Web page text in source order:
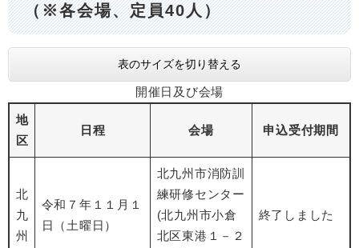
（※各会場、定員40人）
表のサイズを切り替える
開催日及び会場
地
区
日程 会場 申込受付期間
北
九
州
令和７年１１月１
日（土曜日）
北九州市消防訓
練研修センター
(北九州市小倉
北区東港１－２
終了しました